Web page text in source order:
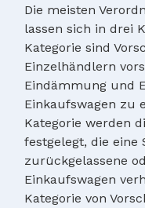
Die meisten
lassen sich in drei
Kategorie sind
Einzelhändlern
Eindämmung und
Einkaufswagen zu
Kategorie werden
festgelegt, die eine
zurückgelassene
Einkaufswagen
Kategorie von